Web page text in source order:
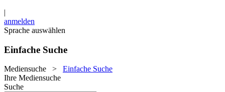
|
anmelden
Sprache auswählen
Einfache Suche
Mediensuche > Einfache Suche
Ihre Mediensuche
Suche